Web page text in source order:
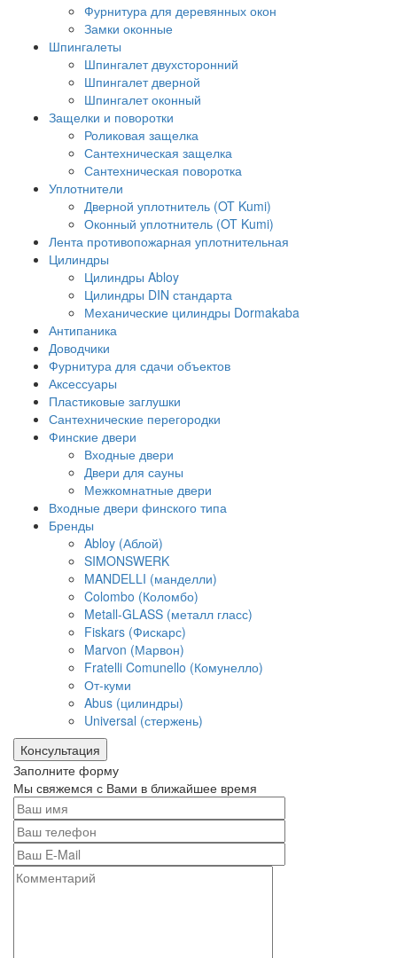
Фурнитура для деревянных окон
Замки оконные
Шпингалеты
Шпингалет двухсторонний
Шпингалет дверной
Шпингалет оконный
Защелки и поворотки
Роликовая защелка
Сантехническая защелка
Сантехническая поворотка
Уплотнители
Дверной уплотнитель (OT Kumi)
Оконный уплотнитель (OT Kumi)
Лента противопожарная уплотнительная
Цилиндры
Цилиндры Abloy
Цилиндры DIN стандарта
Механические цилиндры Dormakaba
Антипаника
Доводчики
Фурнитура для сдачи объектов
Аксессуары
Пластиковые заглушки
Сантехнические перегородки
Финские двери
Входные двери
Двери для сауны
Межкомнатные двери
Входные двери финского типа
Бренды
Abloy (Аблой)
SIMONSWERK
MANDELLI (манделли)
Colombo (Коломбо)
Metall-GLASS (металл гласс)
Fiskars (Фискарс)
Marvon (Марвон)
Fratelli Comunello (Комунелло)
От-куми
Abus (цилиндры)
Universal (стержень)
Консультация
Заполните форму
Мы свяжемся с Вами в ближайшее время